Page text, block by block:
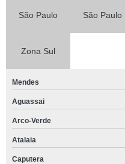
São Paulo São Paulo
Zona Sul
Mendes
Aguassai
Arco-Verde
Atalaia
Caputera